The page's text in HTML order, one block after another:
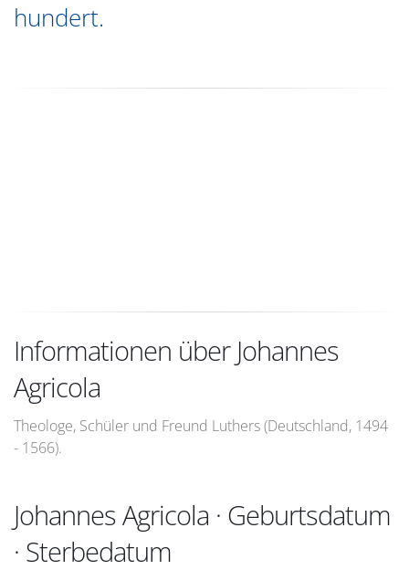
hundert.
Informationen über Johannes
Agricola
Theologe, Schüler und Freund Luthers (Deutschland, 1494
- 1566).
Johannes Agricola · Geburtsdatum
· Sterbedatum